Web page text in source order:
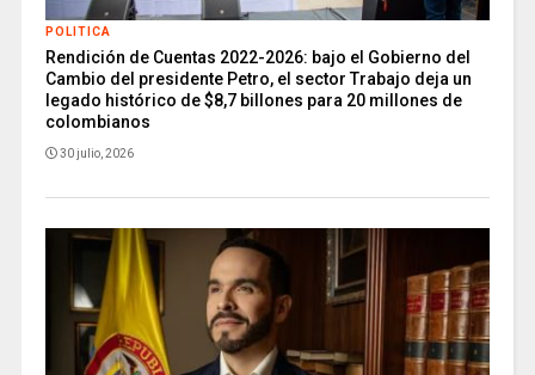
POLITICA
Rendición de Cuentas 2022-2026: bajo el Gobierno del
Cambio del presidente Petro, el sector Trabajo deja un
legado histórico de $8,7 billones para 20 millones de
colombianos
30 julio, 2026